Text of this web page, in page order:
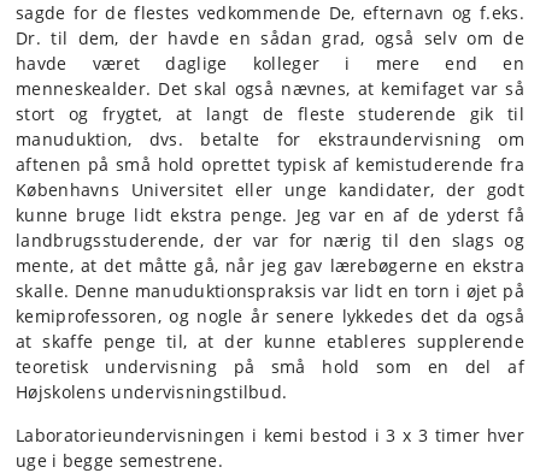
sagde for de flestes vedkommende De, efternavn og f.eks.
Dr. til dem, der havde en sådan grad, også selv om de
havde været daglige kolleger i mere end en
menneskealder. Det skal også nævnes, at kemifaget var så
stort og frygtet, at langt de fleste studerende gik til
manuduktion, dvs. betalte for ekstraundervisning om
aftenen på små hold oprettet typisk af kemistuderende fra
Københavns Universitet eller unge kandidater, der godt
kunne bruge lidt ekstra penge. Jeg var en af de yderst få
landbrugsstuderende, der var for nærig til den slags og
mente, at det måtte gå, når jeg gav lærebøgerne en ekstra
skalle. Denne manuduktionspraksis var lidt en torn i øjet på
kemiprofessoren, og nogle år senere lykkedes det da også
at skaffe penge til, at der kunne etableres supplerende
teoretisk undervisning på små hold som en del af
Højskolens undervisningstilbud.
Laboratorieundervisningen i kemi bestod i 3 x 3 timer hver
uge i begge semestrene.